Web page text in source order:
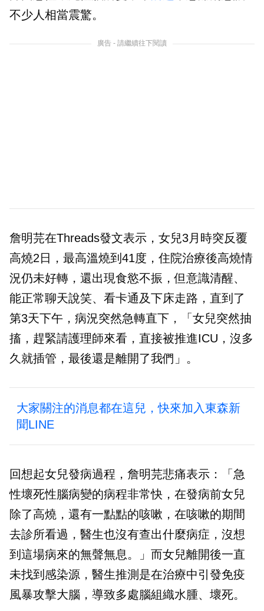
不少人相當震驚。
廣告 - 請繼續往下閱讀
詹明芫在Threads發文表示，女兒3月時突反覆
高燒2日，最高溫燒到41度，住院治療後高燒情
況仍未好轉，還出現食慾不振，但意識清醒、
能正常聊天說笑、看卡通及下床走路，直到了
第3天下午，病況突然急轉直下，「女兒突然抽
搐，趕緊請護理師來看，直接被推進ICU，沒多
久就插管，最後還是離開了我們」。
大家關注的消息都在這兒，快來加入東森新
聞LINE
回想起女兒發病過程，詹明芫悲痛表示：「急
性壞死性腦病變的病程非常快，在發病前女兒
除了高燒，還有一點點的咳嗽，在咳嗽的期間
去診所看過，醫生也沒有查出什麼病症，沒想
到這場病來的無聲無息。」而女兒離開後一直
未找到感染源，醫生推測是在治療中引發免疫
風暴攻擊大腦，導致多處腦組織水腫、壞死。